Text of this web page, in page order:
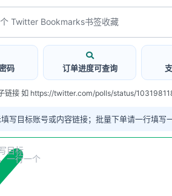
码 订单进度可查询
链接 如 https://twitter.com/polls/status/
写目标账号或内容链接；批量下单请一行填写